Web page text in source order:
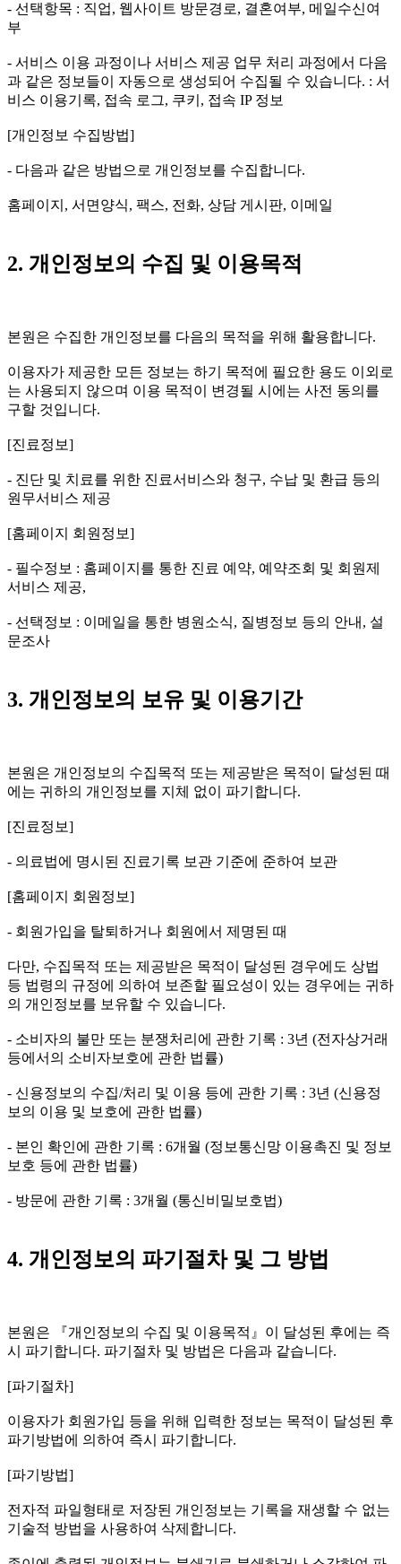
- 선택항목 : 직업, 웹사이트 방문경로, 결혼여부, 메일수신여
부
- 서비스 이용 과정이나 서비스 제공 업무 처리 과정에서 다음
과 같은 정보들이 자동으로 생성되어 수집될 수 있습니다. : 서
비스 이용기록, 접속 로그, 쿠키, 접속 IP 정보
[개인정보 수집방법]
- 다음과 같은 방법으로 개인정보를 수집합니다.
홈페이지, 서면양식, 팩스, 전화, 상담 게시판, 이메일
2. 개인정보의 수집 및 이용목적
본원은 수집한 개인정보를 다음의 목적을 위해 활용합니다.
이용자가 제공한 모든 정보는 하기 목적에 필요한 용도 이외로
는 사용되지 않으며 이용 목적이 변경될 시에는 사전 동의를
구할 것입니다.
[진료정보]
- 진단 및 치료를 위한 진료서비스와 청구, 수납 및 환급 등의
원무서비스 제공
[홈페이지 회원정보]
- 필수정보 : 홈페이지를 통한 진료 예약, 예약조회 및 회원제
서비스 제공,
- 선택정보 : 이메일을 통한 병원소식, 질병정보 등의 안내, 설
문조사
3. 개인정보의 보유 및 이용기간
본원은 개인정보의 수집목적 또는 제공받은 목적이 달성된 때
에는 귀하의 개인정보를 지체 없이 파기합니다.
[진료정보]
- 의료법에 명시된 진료기록 보관 기준에 준하여 보관
[홈페이지 회원정보]
- 회원가입을 탈퇴하거나 회원에서 제명된 때
다만, 수집목적 또는 제공받은 목적이 달성된 경우에도 상법
등 법령의 규정에 의하여 보존할 필요성이 있는 경우에는 귀하
의 개인정보를 보유할 수 있습니다.
- 소비자의 불만 또는 분쟁처리에 관한 기록 : 3년 (전자상거래
등에서의 소비자보호에 관한 법률)
- 신용정보의 수집/처리 및 이용 등에 관한 기록 : 3년 (신용정
보의 이용 및 보호에 관한 법률)
- 본인 확인에 관한 기록 : 6개월 (정보통신망 이용촉진 및 정보
보호 등에 관한 법률)
- 방문에 관한 기록 : 3개월 (통신비밀보호법)
4. 개인정보의 파기절차 및 그 방법
본원은 『개인정보의 수집 및 이용목적』이 달성된 후에는 즉
시 파기합니다. 파기절차 및 방법은 다음과 같습니다.
[파기절차]
이용자가 회원가입 등을 위해 입력한 정보는 목적이 달성된 후
파기방법에 의하여 즉시 파기합니다.
[파기방법]
전자적 파일형태로 저장된 개인정보는 기록을 재생할 수 없는
기술적 방법을 사용하여 삭제합니다.